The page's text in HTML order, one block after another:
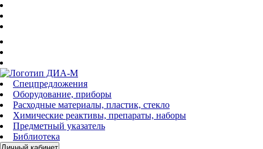
Спецпредложения
Оборудование, приборы
Расходные материалы, пластик, стекло
Химические реактивы, препараты, наборы
Предметный указатель
Библиотека